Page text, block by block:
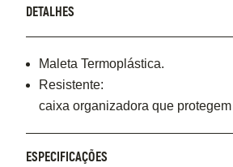
DETALHES
Maleta Termoplástica.
Resistente:
caixa organizadora que
ESPECIFICAÇÕES